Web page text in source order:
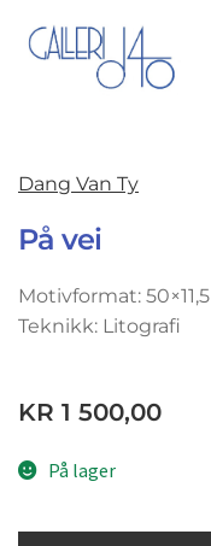
Dang Van Ty
På vei
Motivformat: 50×11,5
Teknikk: Litografi
KR 1 500,00
På lager